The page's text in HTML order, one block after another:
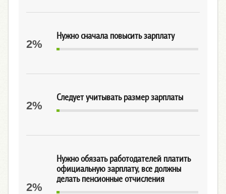
Нужно сначала повысить зарплату
2%
Следует учитывать размер зарплаты
2%
Нужно обязать работодателей платить
официальную зарплату, все должны
делать пенсионные отчисления
2%